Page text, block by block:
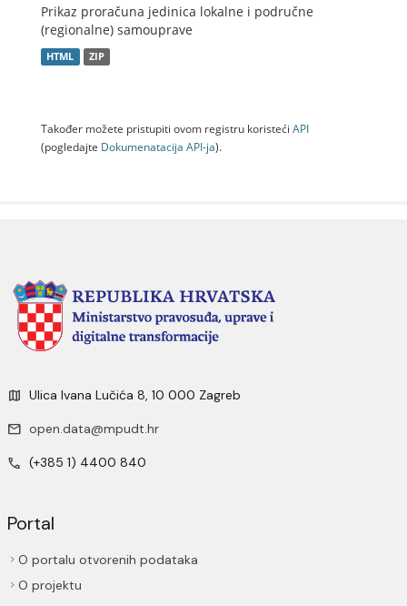
Prikaz proračuna jedinica lokalne i područne
(regionalne) samouprave
HTML ZIP
Također možete pristupiti ovom registru koristeći API
(pogledajte Dokumenаtаcijа API-jа).